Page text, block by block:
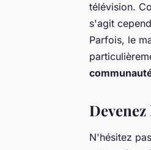
télévision.
s'agit
Parfois, le
N'hésitez